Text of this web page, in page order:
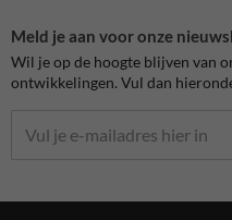
Meld je aan voor onze
Wil je op de hoogte blijven van
ontwikkelingen. Vul dan